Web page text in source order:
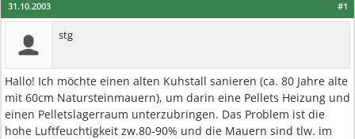
#1
31.10.2003
stg
Hallo! Ich möchte einen alten Kuhstall sanieren (ca. 80 Jahre alte
mit 60cm Natursteinmauern), um darin eine Pellets Heizung und
einen Pelletslagerraum unterzubringen. Das Problem ist die
hohe Luftfeuchtigkeit zw.80-90% und die Mauern sind tlw. im